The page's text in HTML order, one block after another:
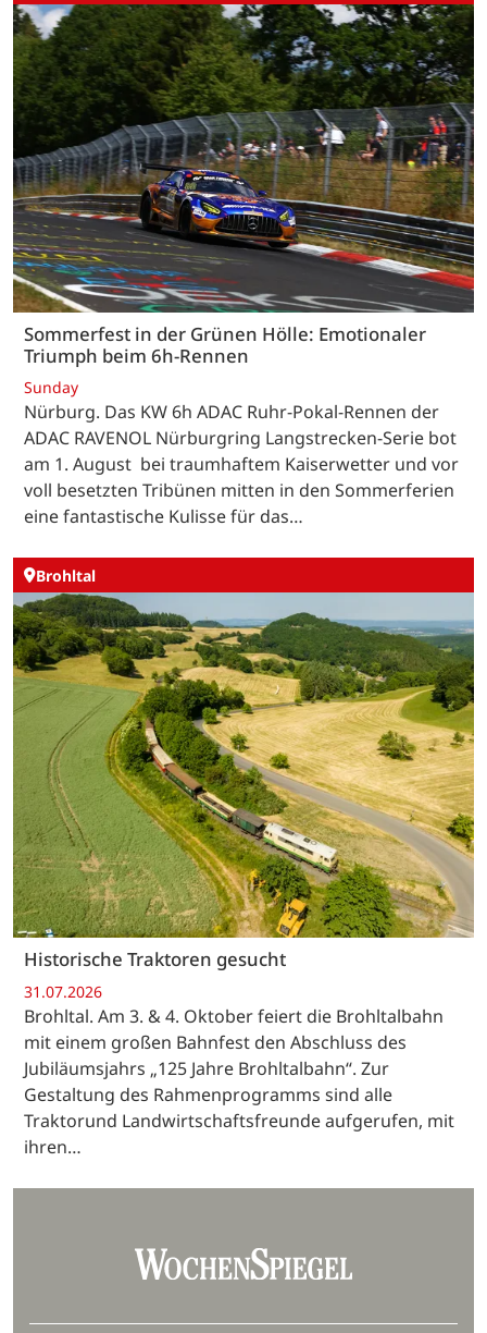
Sommerfest in der Grünen Hölle: Emotionaler
Triumph beim 6h-Rennen
Sunday
Nürburg. Das KW 6h ADAC Ruhr-Pokal-Rennen der
ADAC RAVENOL Nürburgring Langstrecken-Serie bot
am 1. August bei traumhaftem Kaiserwetter und vor
voll besetzten Tribünen mitten in den Sommerferien
eine fantastische Kulisse für das…
Brohltal
Historische Traktoren gesucht
31.07.2026
Brohltal. Am 3. & 4. Oktober feiert die Brohltalbahn
mit einem großen Bahnfest den Abschluss des
Jubiläumsjahrs „125 Jahre Brohltalbahn“. Zur
Gestaltung des Rahmenprogramms sind alle
Traktorund Landwirtschaftsfreunde aufgerufen, mit
ihren…